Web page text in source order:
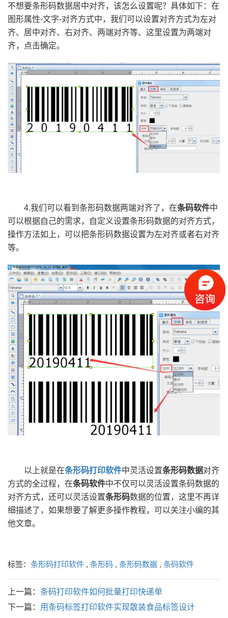
不想要条形码数据居中对齐，该怎么设置呢？具体如下：在
图形属性-文字-对齐方式中，我们可以设置对齐方式为左对
齐、居中对齐、右对齐、两端对齐等、这里设置为两端对
齐，点击确定。
4.我们可以看到条形码数据两端对齐了，在条码软件中
可以根据自己的需求，自定义设置条形码数据的对齐方式，
操作方法如上，可以把条形码数据设置为左对齐或者右对齐
等。
以上就是在条形码打印软件中灵活设置条形码数据对齐
方式的全过程，在条码软件中不仅可以灵活设置条码数据的
对齐方式，还可以灵活设置条形码数据的位置，这里不再详
细描述了，如果想要了解更多操作教程，可以关注小编的其
他文章。
标签： 条形码打印软件 , 条形码 , 条形码数据 , 条码软件
上一篇： 条码打印软件如何批量打印快递单
下一篇： 用条码标签打印软件实现散装食品标签设计